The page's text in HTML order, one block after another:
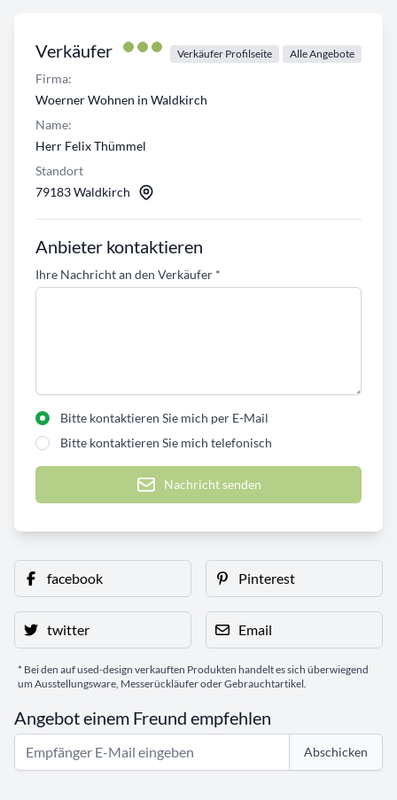
Verkäufer Verkäufer Profilseite Alle Angebote
Firma:
Woerner Wohnen in Waldkirch
Name:
Herr Felix Thümmel
Standort
79183 Waldkirch
Anbieter kontaktieren
Ihre Nachricht an den Verkäufer *
Bitte kontaktieren Sie mich per E-Mail
Bitte kontaktieren Sie mich telefonisch
Nachricht senden
facebook Pinterest
twitter Email
* Bei den auf used-design verkauften Produkten handelt es sich überwiegend
um Ausstellungsware, Messerückläufer oder Gebrauchtartikel.
Angebot einem Freund empfehlen
Abschicken